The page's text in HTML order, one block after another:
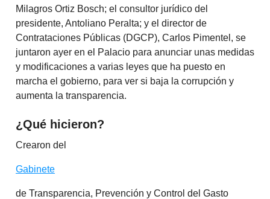
Milagros Ortiz Bosch; el consultor jurídico del
presidente, Antoliano Peralta; y el director de
Contrataciones Públicas (DGCP), Carlos Pimentel, se
juntaron ayer en el Palacio para anunciar unas medidas
y modificaciones a varias leyes que ha puesto en
marcha el gobierno, para ver si baja la corrupción y
aumenta la transparencia.
¿Qué hicieron?
Crearon del
Gabinete
de Transparencia, Prevención y Control del Gasto